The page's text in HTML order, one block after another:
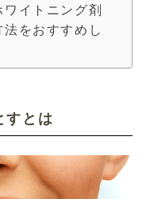
イトニング剤
をおすすめし
すとは